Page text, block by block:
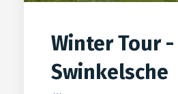
Winter Tour -
Swinkelsche